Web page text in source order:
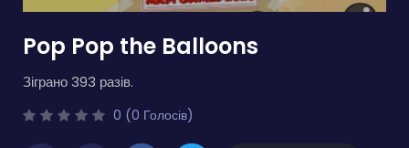
Pop Pop the Balloons
Зіграно 393 разів.
0 (0 Голосів)